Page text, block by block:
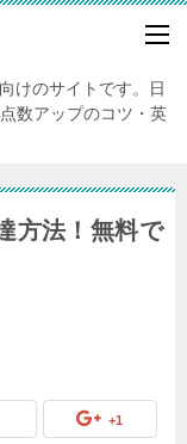
けのサイトです。日
数アップのコツ・英
方法！無料で
+1